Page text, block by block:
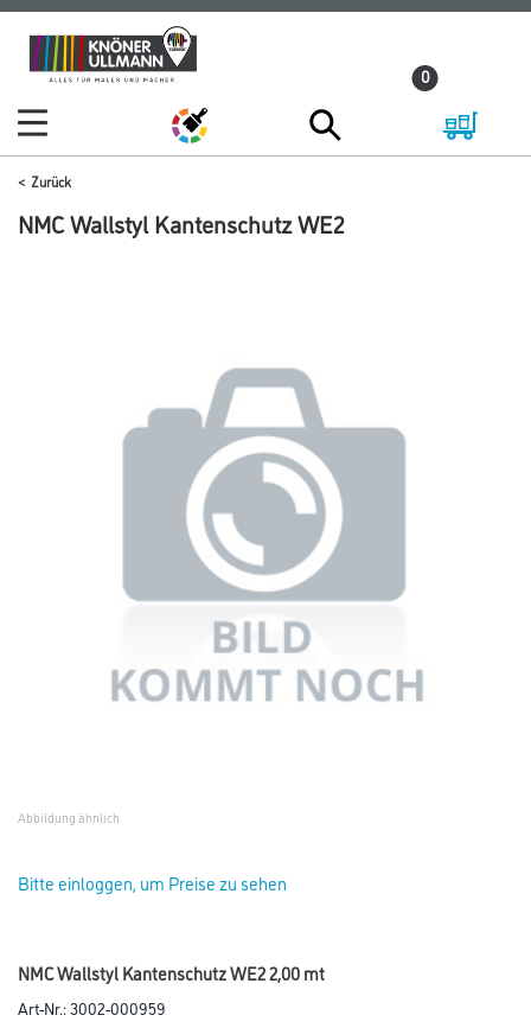
Zum
Inhalt
Zum
Navigationsmenü
0
Zurück
NMC Wallstyl Kantenschutz WE2
Abbildung ähnlich
Bitte einloggen, um Preise zu sehen
NMC Wallstyl Kantenschutz WE2 2,00 mt
Art-Nr.:3002-000959